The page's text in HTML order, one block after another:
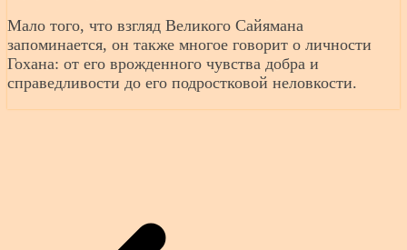
Мало того, что взгляд Великого Сайямана
запоминается, он также многое говорит о личности
Гохана: от его врожденного чувства добра и
справедливости до его подростковой неловкости.